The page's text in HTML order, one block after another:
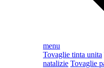
menu
Tovaglie tinta unita
natalizie Tovaglie